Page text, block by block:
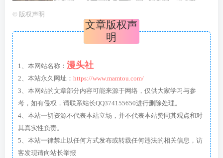
© 版权声明
文章版权声
明
1、本网站名称： 漫头社
2、本站永久网址： https://www.mamtou.com/
3、本网站的文章部分内容可能来源于网络，仅供大家学习与参
考，如有侵权，请联系站长QQ374155650进行删除处理。
4、本站一切资源不代表本站立场，并不代表本站赞同其观点和对
其真实性负责。
5、本站一律禁止以任何方式发布或转载任何违法的相关信息，访
客发现请向站长举报